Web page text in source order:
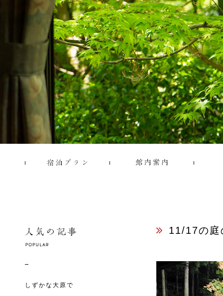
しずかな大原で
11/17の庭